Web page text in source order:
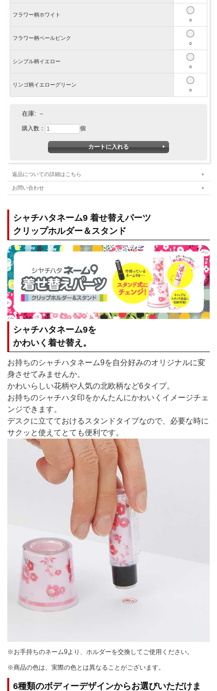
フラワー柄ホワイト
○
フラワー柄ペールピンク
○
シンプル柄イエロー
○
リンゴ柄イエローグリーン
○
在庫: －
購入数： 個
返品についての詳細はこちら
お問い合わせ
シャチハタネーム9 着せ替えパーツ
クリップホルダー＆スタンド
シャチハタネーム9を
かわいく着せ替え。
お持ちのシャチハタネーム9を自分好みのオリジナルに変
身させてみませんか。
かわいらしい花柄や人気の北欧柄など6タイプ。
お持ちのシャチハタ印をかんたんにかわいくイメージチェ
ンジできます。
デスクに立てておけるスタンドタイプなので、必要な時に
サクッと使えてとても便利です。
※お手持ちのネーム9より、ホルダーを交換してご使用ください。
※商品の色は、実際の色とは異なることがございます。
6種類のボディーデザインからお選びいただけま